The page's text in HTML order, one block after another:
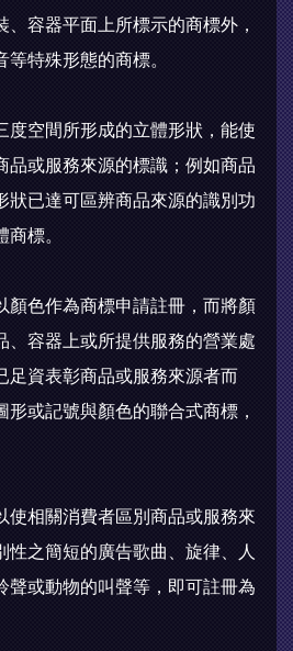
、容器平面上所標示的商標外，
等特殊形態的商標。
度空間所形成的立體形狀，能使
品或服務來源的標識；例如商品
狀已達可區辨商品來源的識別功
標。
顏色作為商標申請註冊，而將顏
、容器上或所提供服務的營業處
足資表彰商品或服務來源者而
或記號與顏色的聯合式商標，
使相關消費者區別商品或服務來
性之簡短的廣告歌曲、旋律、人
聲或動物的叫聲等，即可註冊為